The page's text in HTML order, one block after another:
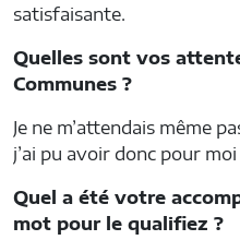
satisfaisante.
Quelles sont vos
Communes ?
Je ne m’attendais même
j’ai pu avoir donc pour
Quel a été votre
mot pour le qualifiez ?